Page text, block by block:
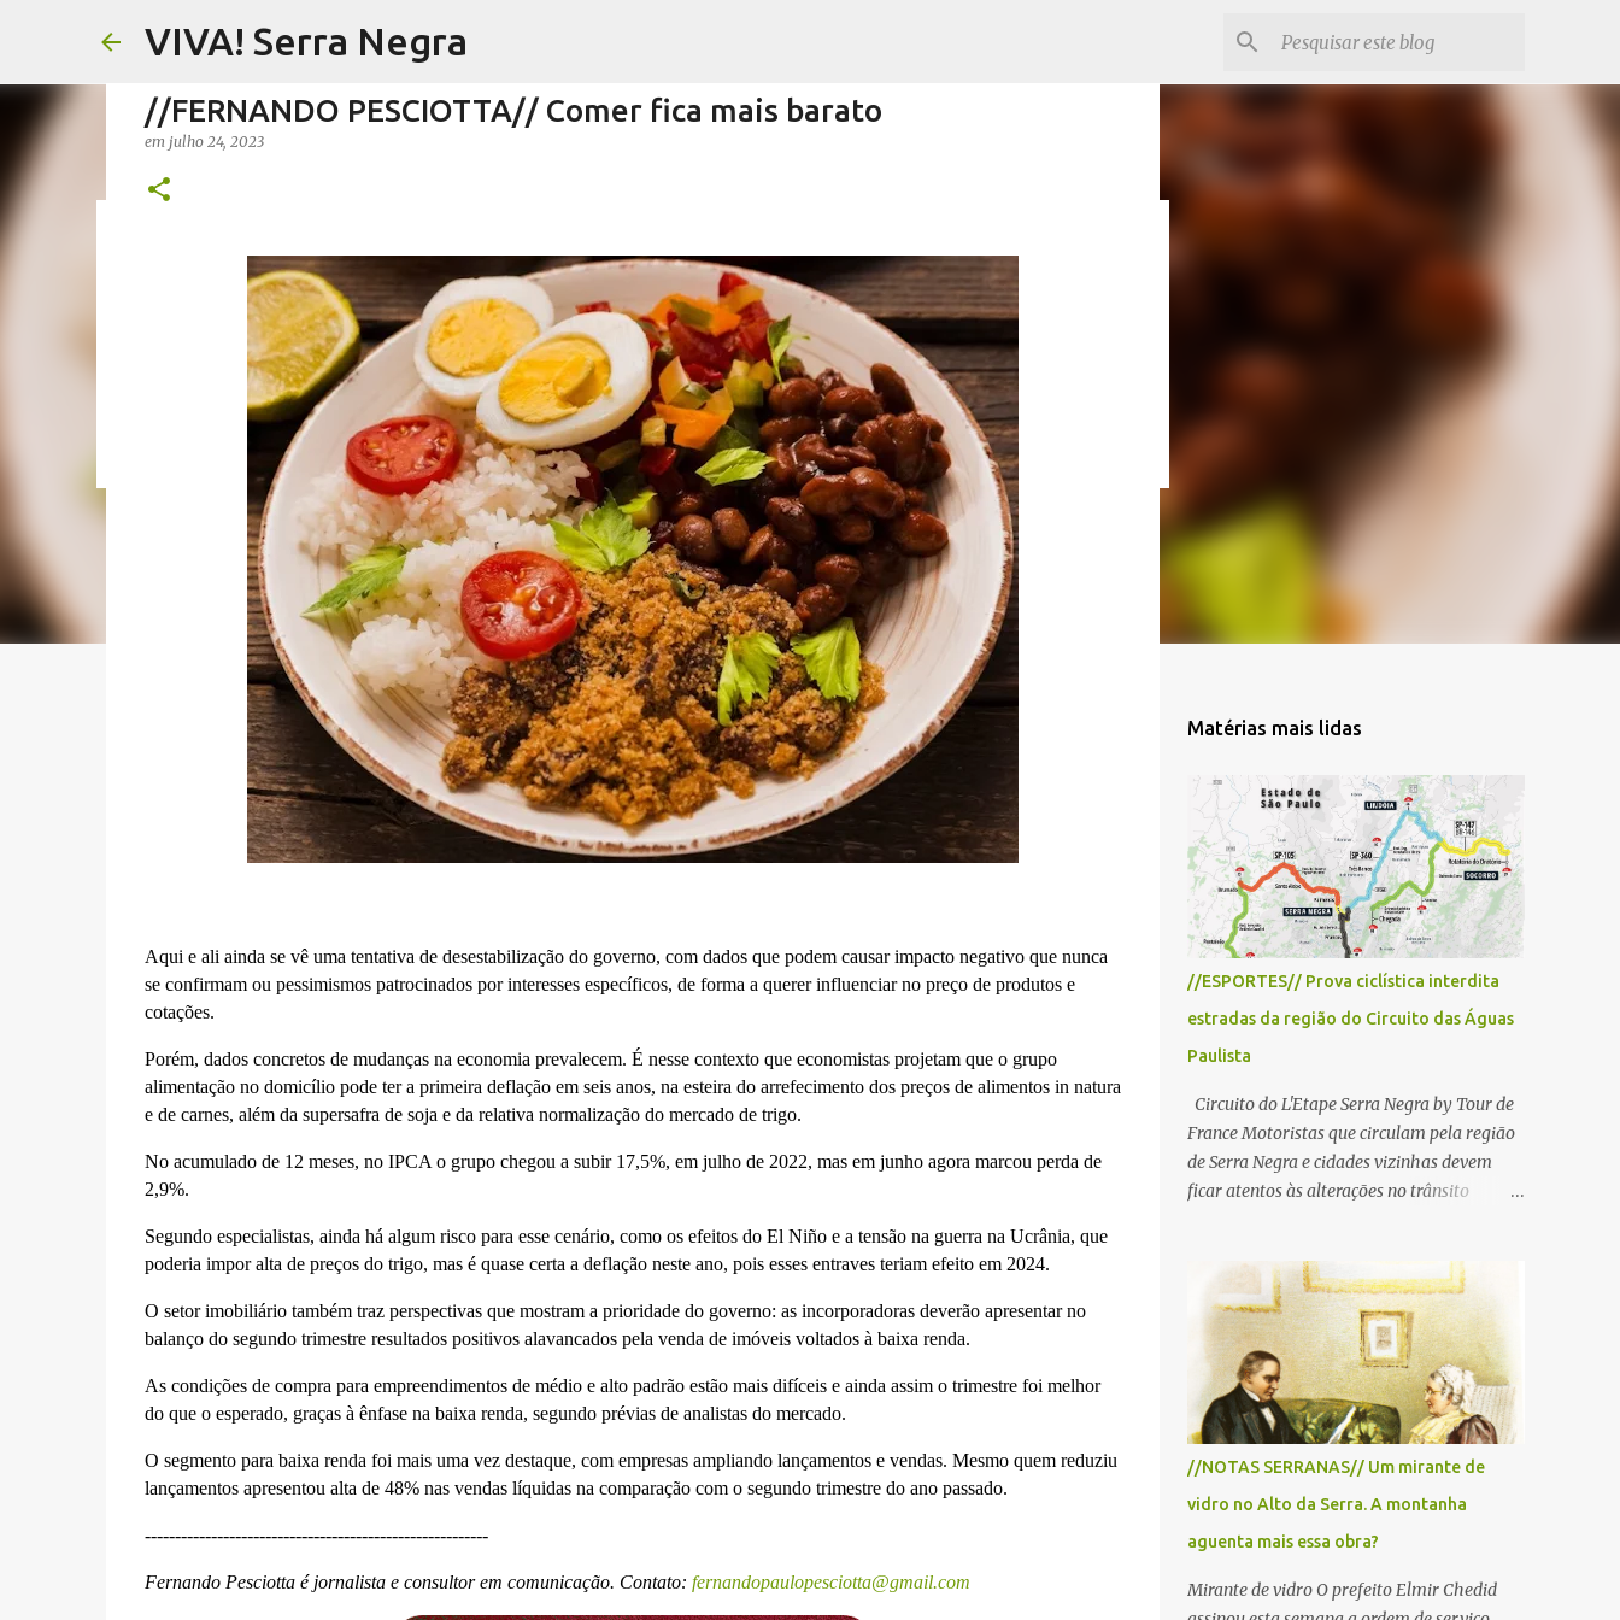
VIVA! Serra Negra
//FERNANDO PESCIOTTA// Encurtando caminho
agosto 06, 2026 FERNANDO PESCIOTTA NOTÍCIAS SERRA NEGRA VIVA! SERRA NEGRA
//FERNANDO PESCIOTTA// Comer fica mais barato
em julho 24, 2023
Aqui e ali ainda se vê uma tentativa de desestabilização do governo, com dados que podem causar impacto negativo que nunca
se confirmam ou pessimismos patrocinados por interesses específicos, de forma a querer influenciar no preço de produtos e
cotações.
Porém, dados concretos de mudanças na economia prevalecem. É nesse contexto que economistas projetam que o grupo
alimentação no domicílio pode ter a primeira deflação em seis anos, na esteira do arrefecimento dos preços de alimentos in natura
e de carnes, além da supersafra de soja e da relativa normalização do mercado de trigo.
No acumulado de 12 meses, no IPCA o grupo chegou a subir 17,5%, em julho de 2022, mas em junho agora marcou perda de
2,9%.
Segundo especialistas, ainda há algum risco para esse cenário, como os efeitos do El Niño e a tensão na guerra na Ucrânia, que
poderia impor alta de preços do trigo, mas é quase certa a deflação neste ano, pois esses entraves teriam efeito em 2024.
O setor imobiliário também traz perspectivas que mostram a prioridade do governo: as incorporadoras deverão apresentar no
balanço do segundo trimestre resultados positivos alavancados pela venda de imóveis voltados à baixa renda.
As condições de compra para empreendimentos de médio e alto padrão estão mais difíceis e ainda assim o trimestre foi melhor
do que o esperado, graças à ênfase na baixa renda, segundo prévias de analistas do mercado.
O segmento para baixa renda foi mais uma vez destaque, com empresas ampliando lançamentos e vendas. Mesmo quem reduziu
lançamentos apresentou alta de 48% nas vendas líquidas na comparação com o segundo trimestre do ano passado.
---------------------------------------------------------
Fernando Pesciotta é jornalista e consultor em comunicação. Contato: fernandopaulopesciotta@gmail.com
Matérias mais lidas
//ESPORTES// Prova ciclística interdita
estradas da região do Circuito das Águas
Paulista
Circuito do L'Etape Serra Negra by Tour de
France Motoristas que circulam pela região
de Serra Negra e cidades vizinhas devem
ficar atentos às alterações no trânsito
realização do L'Étape Serra Negra by Tour
de France presented by Nubank.
Considerado o principal circuito de ciclismo
amador da América Latina, o evento reunirá
atletas de diferentes regiões do país e terá
percursos passando pelos municípios de
Serra Negra, Amparo, Monte Alegre do Sul,
Lindoia e Socorro. Para garantir a segurança
dos participantes e do público, diversos
trechos de rodovias e estradas da região
longo da prova. A largada será na Rua
//NOTAS SERRANAS// Um mirante de
vidro no Alto da Serra. A montanha
aguenta mais essa obra?
Mirante de vidro O prefeito Elmir Chedid